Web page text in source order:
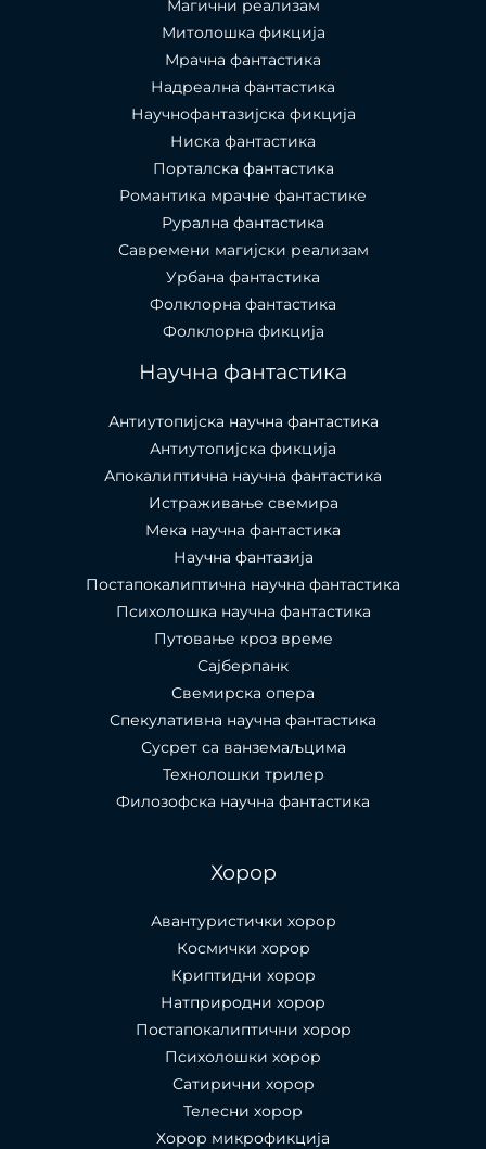
Магични реализам
Митолошка фикција
Мрачна фантастика
Надреална фантастика
Научнофантазијска фикција
Ниска фантастика
Порталска фантастика​
Романтика мрачне фантастике
Рурална фантастика
Савремени магијски реализам
Урбана фантастика
Фолклорна фантастика
Фолклорна фикција
Научна фантастика
Антиутопијска научна фантастика
Антиутопијска фикција
Апокалиптична научна фантастика
Истраживање свемира
Мека научна фантастика
Научна фантазија
Постапокалиптична научна фантастика
Психолошка научна фантастика
Путовање кроз време
Сајберпанк
Свемирска опера
Спекулативна научна фантастика
Сусрет са ванземаљцима
Технолошки трилер
Филозофска научна фантастика
Хорор
Авантуристички хорор
Космички хорор
Криптидни хорор
Натприродни хорор
Постапокалиптични хорор
Психолошки хорор
Сатирични хорор
Телесни хорор
Хорор микрофикција